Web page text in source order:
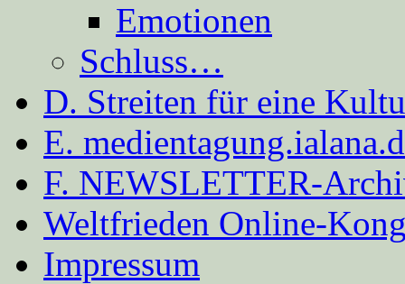
Emotionen
Schluss…
D. Streiten für eine
E.
F. NEWSLETTER-
Weltfrieden Online-
Impressum